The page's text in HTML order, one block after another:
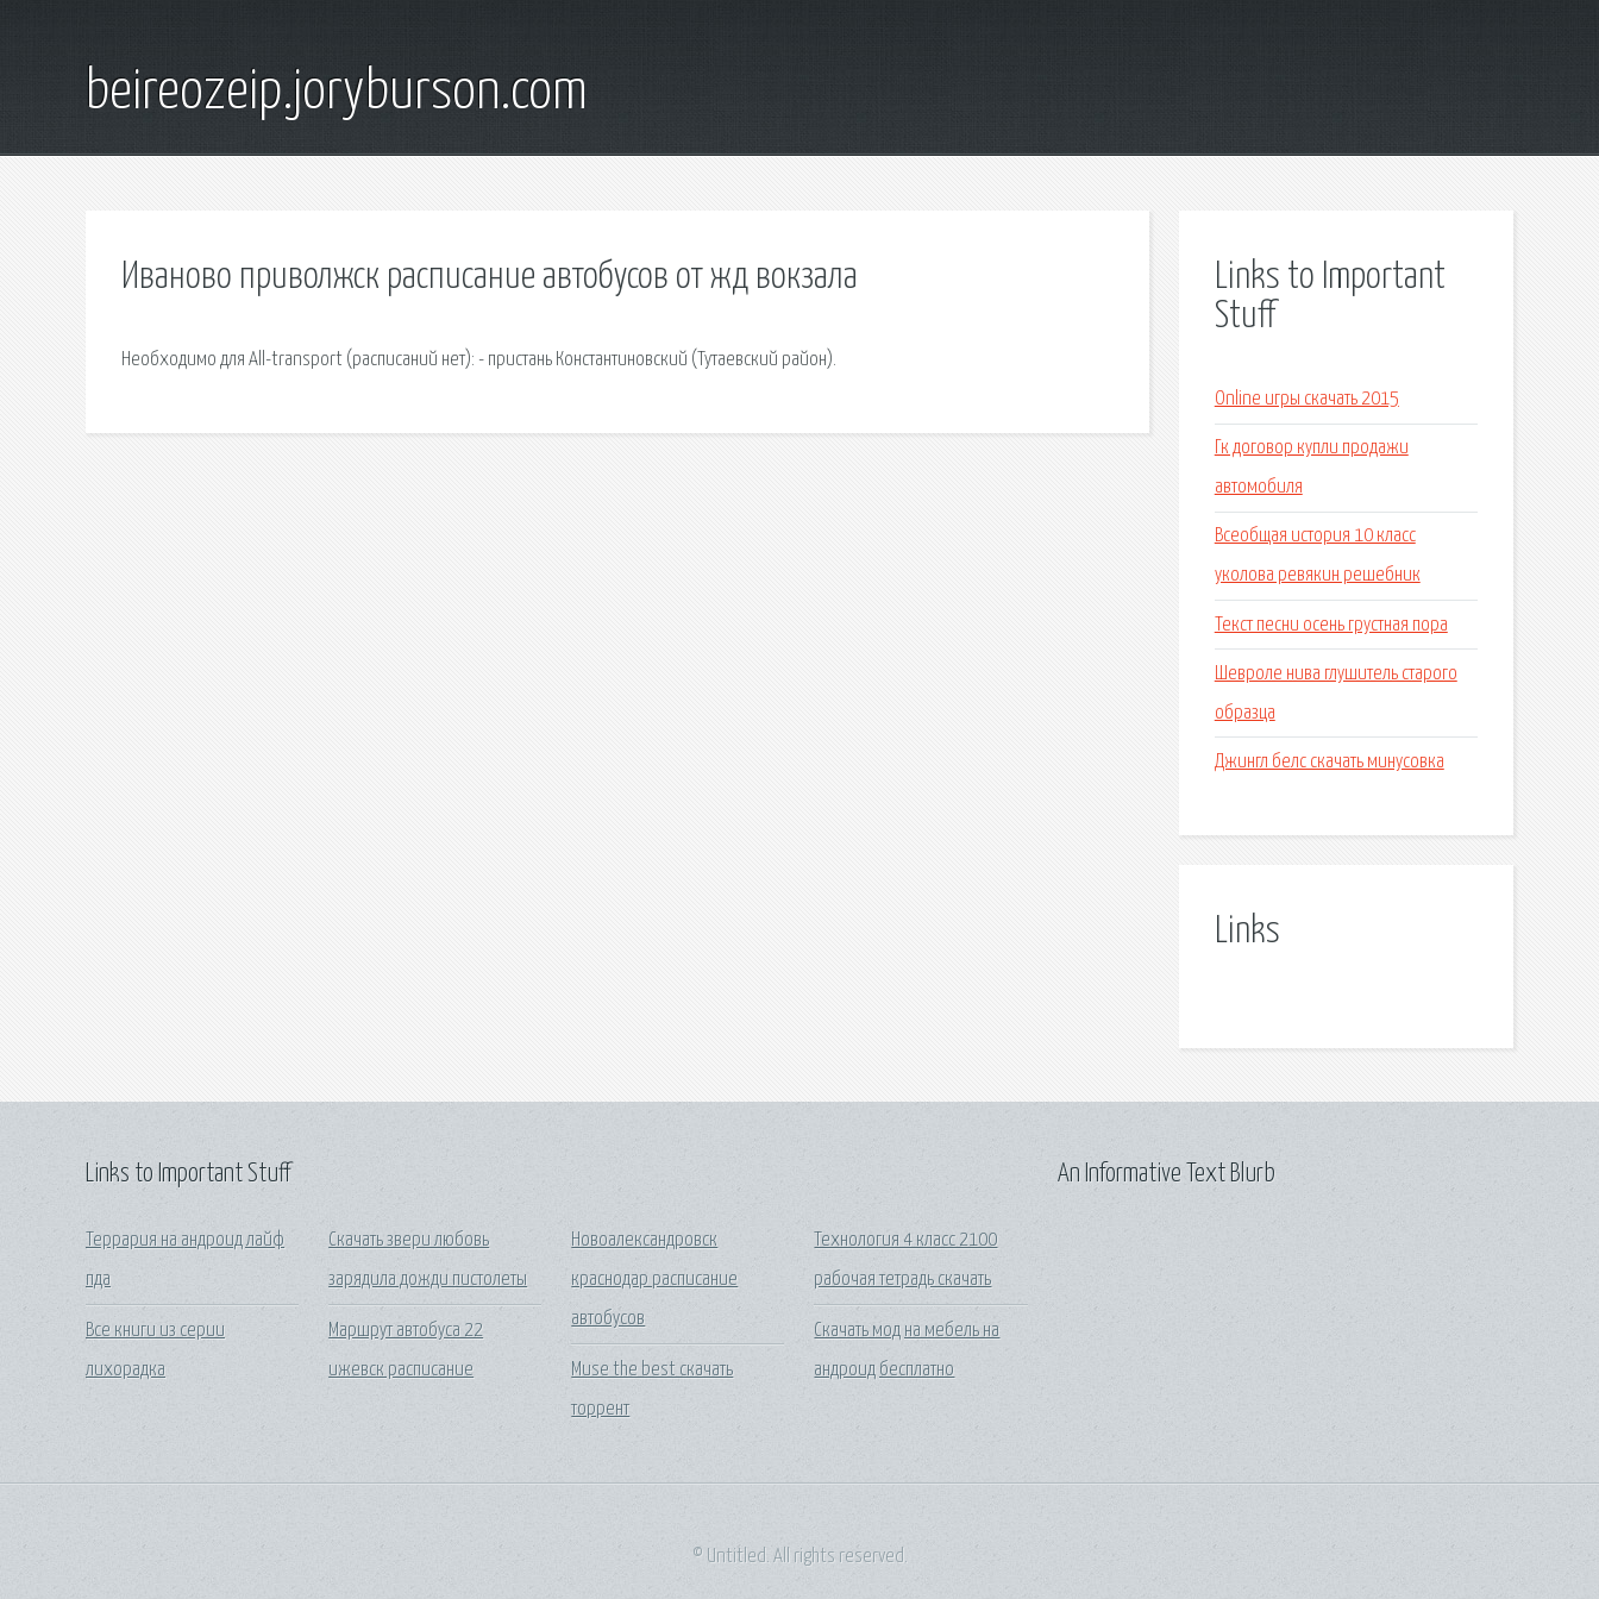
beireozeip.joryburson.com
Иваново приволжск расписание автобусов от жд вокзала
Необходимо для All-transport (расписаний нет): - пристань Константиновский (Тутаевский район).
Links to Important
Stuff
Online игры скачать 2015
Гк договор купли продажи
автомобиля
Всеобщая история 10 класс
уколова ревякин решебник
Текст песни осень грустная пора
Шевроле нива глушитель старого
образца
Джингл белс скачать минусовка
Links
Links to Important Stuff
Террария на андроид лайф
пда
Все книги из серии
лихорадка
Скачать звери любовь
зарядила дожди пистолеты
Маршрут автобуса 22
ижевск расписание
Новоалександровск
краснодар расписание
автобусов
Muse the best скачать
торрент
Технология 4 класс 2100
рабочая тетрадь скачать
Скачать мод на мебель на
андроид бесплатно
An Informative Text Blurb
© Untitled. All rights reserved.